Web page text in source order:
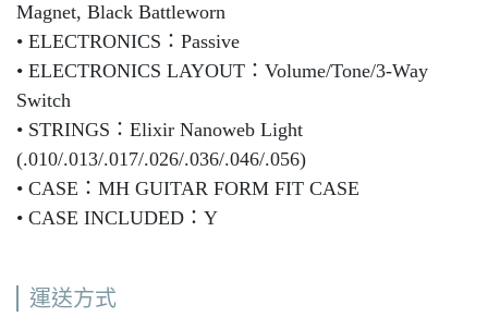
Magnet, Black Battleworn
• ELECTRONICS：Passive
• ELECTRONICS LAYOUT：Volume/Tone/3-Way
Switch
• STRINGS：Elixir Nanoweb Light
(.010/.013/.017/.026/.036/.046/.056)
• CASE：MH GUITAR FORM FIT CASE
• CASE INCLUDED：Y
運送方式